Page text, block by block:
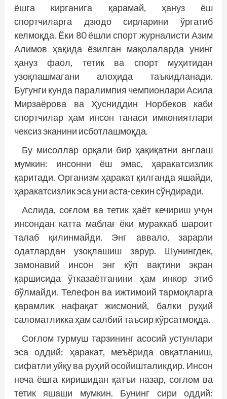
ёшга кирганига қарамай, ҳануз ёш
спортчиларга дзюдо сирларини ўргатиб
келмоқда. Ёки 80 ёшли спорт журналисти Азим
Алимов ҳақида ёзилган мақолаларда унинг
ҳануз фаол, тетик ва спорт муҳитидан
узоқлашмагани алоҳида таъкидланади.
Бугунги кунда паралимпия чемпионлари Асила
Мирзаёрова ва Ҳусниддин Норбеков каби
спортчилар ҳам инсон танаси имкониятлари
чексиз эканини исботлашмоқда.
Бу мисоллар орқали бир ҳақиқатни англаш
мумкин: инсонни ёш эмас, ҳаракатсизлик
қаритади. Организм ҳаракат қилганда яшайди,
ҳаракатсизлик эса уни аста-секин сўндиради.
Аслида, соғлом ва тетик ҳаёт кечириш учун
инсондан катта маблағ ёки мураккаб шароит
талаб қилинмайди. Энг аввало, зарарли
одатлардан узоқлашиш зарур. Шунингдек,
замонавий инсон энг кўп вақтини экран
қаршисида ўтказаётганини ҳам инкор этиб
бўлмайди. Телефон ва ижтимоий тармоқларга
қарамлик нафақат жисмоний, балки руҳий
саломатликка ҳам салбий таъсир кўрсатмоқда.
Соғлом турмуш тарзининг асосий устунлари
эса оддий: ҳаракат, меъёрида овқатланиш,
сифатли уйқу ва руҳий осойишталикдир. Инсон
неча ёшга киришидан қатъи назар, соғлом ва
тетик яшаши мумкин. Бунинг сири оддий: